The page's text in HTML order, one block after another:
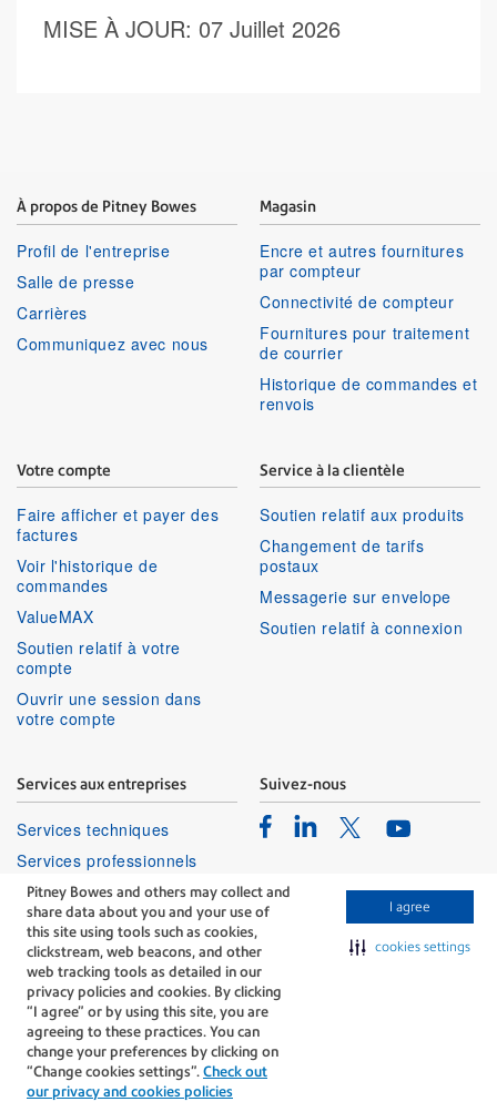
Pitney Bowes and others may collect and
share data about you and your use of
this site using tools such as cookies,
clickstream, web beacons, and other
web tracking tools as detailed in our
privacy policies and cookies. By clicking
“I agree” or by using this site, you are
agreeing to these practices. You can
change your preferences by clicking on
“Change cookies settings”. Check out
our privacy and cookies policies
I agree
cookies settings
MISE À JOUR: 07 Juillet 2026
À propos de Pitney Bowes
Profil de l'entreprise
Salle de presse
Carrières
Communiquez avec nous
Magasin
Encre et autres fournitures
par compteur
Connectivité de compteur
Fournitures pour traitement
de courrier
Historique de commandes et
renvois
Votre compte
Faire afficher et payer des
factures
Voir l'historique de
commandes
ValueMAX
Soutien relatif à votre
compte
Ouvrir une session dans
votre compte
Service à la clientèle
Soutien relatif aux produits
Changement de tarifs
postaux
Messagerie sur envelope
Soutien relatif à connexion
Services aux entreprises
Services techniques
Services professionnels
Suivez-nous
FacebookLinkedinTwitterYoutube
The technology behind
every important delivery.
Modalités
Confidentialité
Politique Relative Aux Cookies
©Pitney Bowes Inc., 1996-2026. Tous droits réservés.